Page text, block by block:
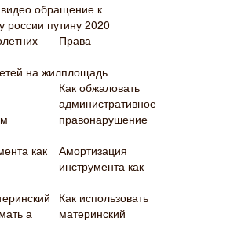
видео обращение к
россии путину 2020
Права
на жилплощадь
Как обжаловать
административное
правонарушение
Амортизация
инструмента как
Как использовать
материнский